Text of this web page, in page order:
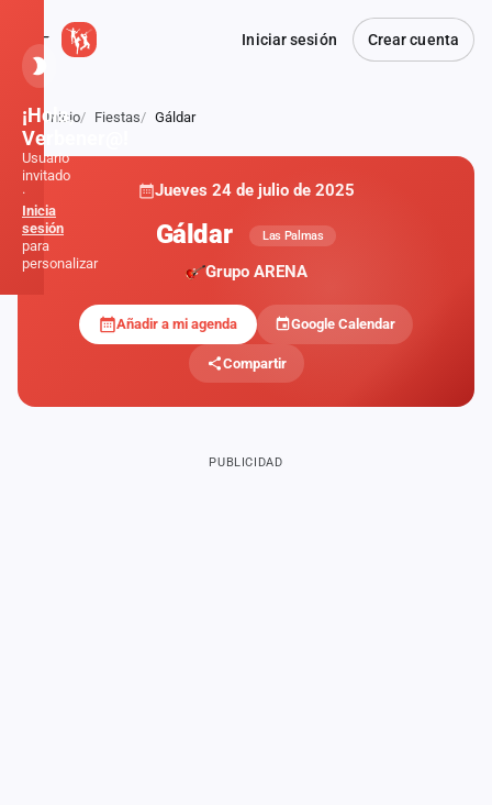
Iniciar sesión Crear cuenta
Atrás
Inicio Fiestas Gáldar
Jueves 24 de julio de 2025
Gáldar Las Palmas
Grupo ARENA
Añadir a mi agenda Google Calendar
Compartir
PUBLICIDAD
¡Hola,
Verbener@!
Usuario
invitado
·
Inicia
sesión
para
personalizar